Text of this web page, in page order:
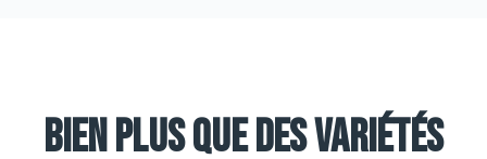
Bien plus que des variétés